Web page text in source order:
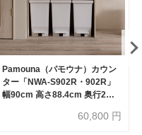
Pamouna（パモウナ）カウン
ター「NWA-S902R・902R」
幅90cm 高さ88.4cm 奥行2サ
60,800 円